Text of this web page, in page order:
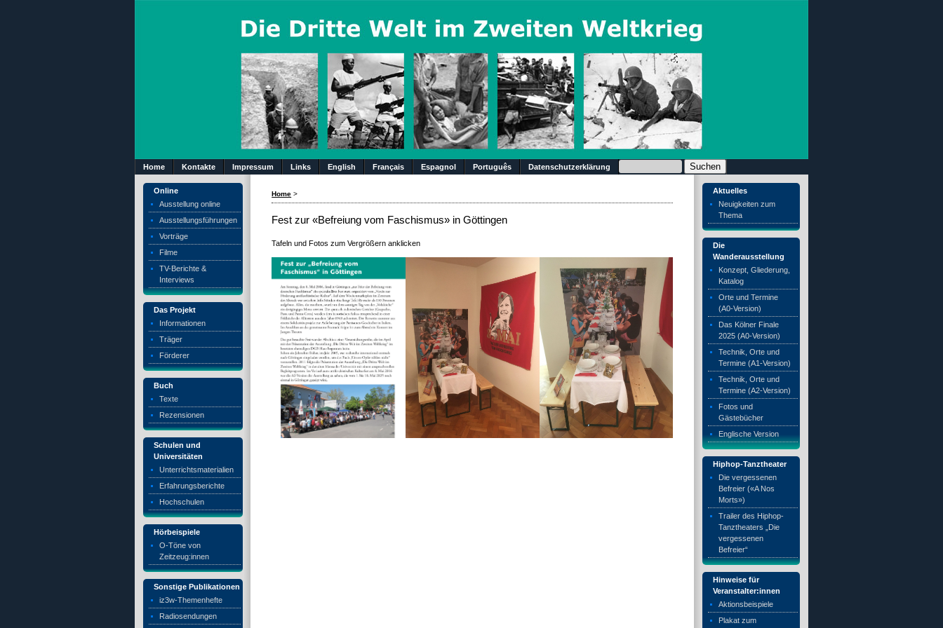
Home Kontakte Impressum Links English Français Espagnol Português Datenschutzerklärung Suchen nach:
Online
Ausstellung online
Ausstellungsführungen
Vorträge
Filme
TV-Berichte &
Interviews
Das Projekt
Informationen
Träger
Förderer
Buch
Texte
Rezensionen
Schulen und
Universitäten
Unterrichtsmaterialien
Erfahrungsberichte
Hochschulen
Hörbeispiele
O-Töne von
Zeitzeug:innen
Sonstige Publikationen
iz3w-Themenhefte
Radiosendungen
Home >
Fest zur «Befreiung vom Faschismus» in Göttingen
Tafeln und Fotos zum Vergrößern anklicken
Aktuelles
Neuigkeiten zum
Thema
Die
Wanderausstellung
Konzept, Gliederung,
Katalog
Orte und Termine
(A0-Version)
Das Kölner Finale
2025 (A0-Version)
Technik, Orte und
Termine (A1-Version)
Technik, Orte und
Termine (A2-Version)
Fotos und
Gästebücher
Englische Version
Hiphop-Tanztheater
Die vergessenen
Befreier («A Nos
Morts»)
Trailer des Hiphop-
Tanztheaters „Die
vergessenen
Befreier“
Hinweise für
Veranstalter:innen
Aktionsbeispiele
Plakat zum